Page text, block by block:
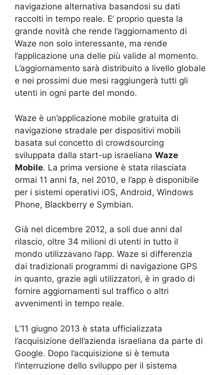
navigazione alternativa basandosi su dati
raccolti in tempo reale. E’ proprio questa la
grande novità che rende l’aggiornamento di
Waze non solo interessante, ma rende
l’applicazione una delle più valide al momento.
L’aggiornamento sarà distribuito a livello globale
e nei prossimi due mesi raggiungerà tutti gli
utenti in ogni parte del mondo.
Waze è un’applicazione mobile gratuita di
navigazione stradale per dispositivi mobili
basata sul concetto di crowdsourcing
sviluppata dalla start-up israeliana Waze
Mobile. La prima versione è stata rilasciata
ormai 11 anni fa, nel 2010, e l’app è disponibile
per i sistemi operativi iOS, Android, Windows
Phone, Blackberry e Symbian.
Già nel dicembre 2012, a soli due anni dal
rilascio, oltre 34 milioni di utenti in tutto il
mondo utilizzavano l’app. Waze si differenzia
dai tradizionali programmi di navigazione GPS
in quanto, grazie agli utilizzatori, è in grado di
fornire aggiornamenti sul traffico o altri
avvenimenti in tempo reale.
L’11 giugno 2013 è stata ufficializzata
l’acquisizione dell’azienda israeliana da parte di
Google. Dopo l’acquisizione si è temuta
l’interruzione dello sviluppo per il sistema